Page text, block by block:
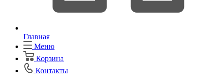
Главная
Меню
Корзина
Контакты